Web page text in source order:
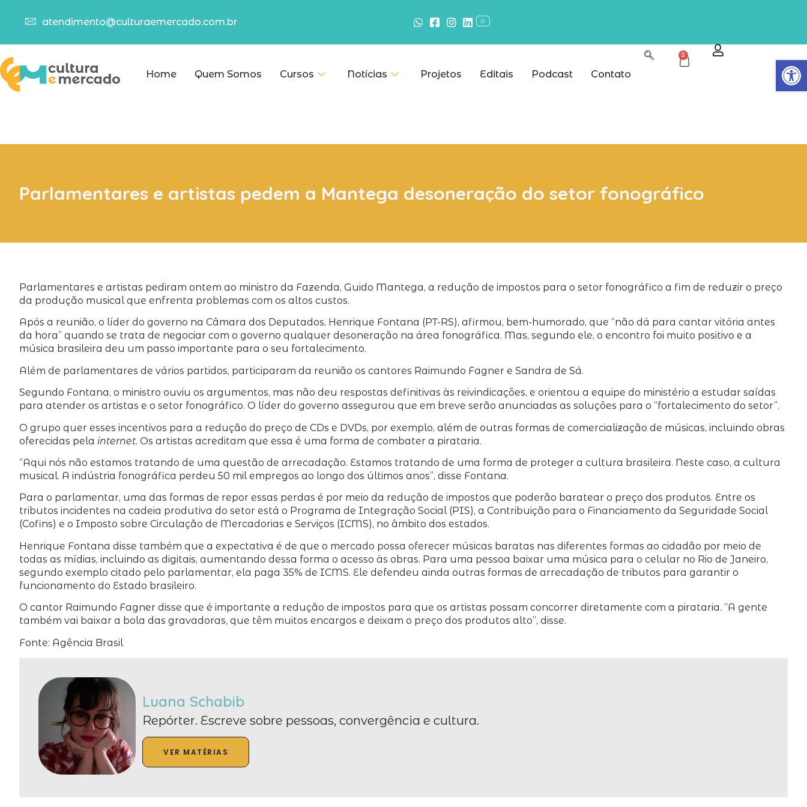
Abrir
atendimento@culturaemercado.com.br
Home Quem Somos Cursos Notícias Projetos Editais Podcast Contato
0
Parlamentares e artistas pedem a Mantega desoneração do setor fonográfico
Parlamentares e artistas pediram ontem ao ministro da Fazenda, Guido Mantega, a redução de impostos para o setor fonográfico a fim de reduzir o preço
da produção musical que enfrenta problemas com os altos custos.
Após a reunião, o líder do governo na Câmara dos Deputados, Henrique Fontana (PT-RS), afirmou, bem-humorado, que “não dá para cantar vitória antes
da hora” quando se trata de negociar com o governo qualquer desoneração na área fonográfica. Mas, segundo ele, o encontro foi muito positivo e a
música brasileira deu um passo importante para o seu fortalecimento.
Além de parlamentares de vários partidos, participaram da reunião os cantores Raimundo Fagner e Sandra de Sá.
Segundo Fontana, o ministro ouviu os argumentos, mas não deu respostas definitivas às reivindicações, e orientou a equipe do ministério a estudar saídas
para atender os artistas e o setor fonográfico. O líder do governo assegurou que em breve serão anunciadas as soluções para o “fortalecimento do setor”.
O grupo quer esses incentivos para a redução do preço de CDs e DVDs, por exemplo, além de outras formas de comercialização de músicas, incluindo obras
oferecidas pela internet. Os artistas acreditam que essa é uma forma de combater a pirataria.
“Aqui nós não estamos tratando de uma questão de arrecadação. Estamos tratando de uma forma de proteger a cultura brasileira. Neste caso, a cultura
musical. A indústria fonográfica perdeu 50 mil empregos ao longo dos últimos anos”, disse Fontana.
Para o parlamentar, uma das formas de repor essas perdas é por meio da redução de impostos que poderão baratear o preço dos produtos. Entre os
tributos incidentes na cadeia produtiva do setor está o Programa de Integração Social (PIS), a Contribuição para o Financiamento da Seguridade Social
(Cofins) e o Imposto sobre Circulação de Mercadorias e Serviços (ICMS), no âmbito dos estados.
Henrique Fontana disse também que a expectativa é de que o mercado possa oferecer músicas baratas nas diferentes formas ao cidadão por meio de
todas as mídias, incluindo as digitais, aumentando dessa forma o acesso às obras. Para uma pessoa baixar uma música para o celular no Rio de Janeiro,
segundo exemplo citado pelo parlamentar, ela paga 35% de ICMS. Ele defendeu ainda outras formas de arrecadação de tributos para garantir o
funcionamento do Estado brasileiro.
O cantor Raimundo Fagner disse que é importante a redução de impostos para que os artistas possam concorrer diretamente com a pirataria. “A gente
também vai baixar a bola das gravadoras, que têm muitos encargos e deixam o preço dos produtos alto”, disse.
Fonte: Agência Brasil
Luana Schabib
Repórter. Escreve sobre pessoas, convergência e cultura.
VER MATÉRIAS